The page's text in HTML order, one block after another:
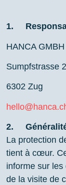
1.
HANCA GMBH
Sumpfstrasse
6302 Zug
2.
La protection
tient à cœur.
informe sur
de la visite de